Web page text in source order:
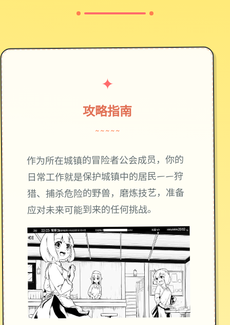
✦
攻略指南
~~~~~
作为所在城镇的冒险者公会成员，你的
日常工作就是保护城镇中的居民——狩
猎、捕杀危险的野兽，磨炼技艺，准备
应对未来可能到来的任何挑战。